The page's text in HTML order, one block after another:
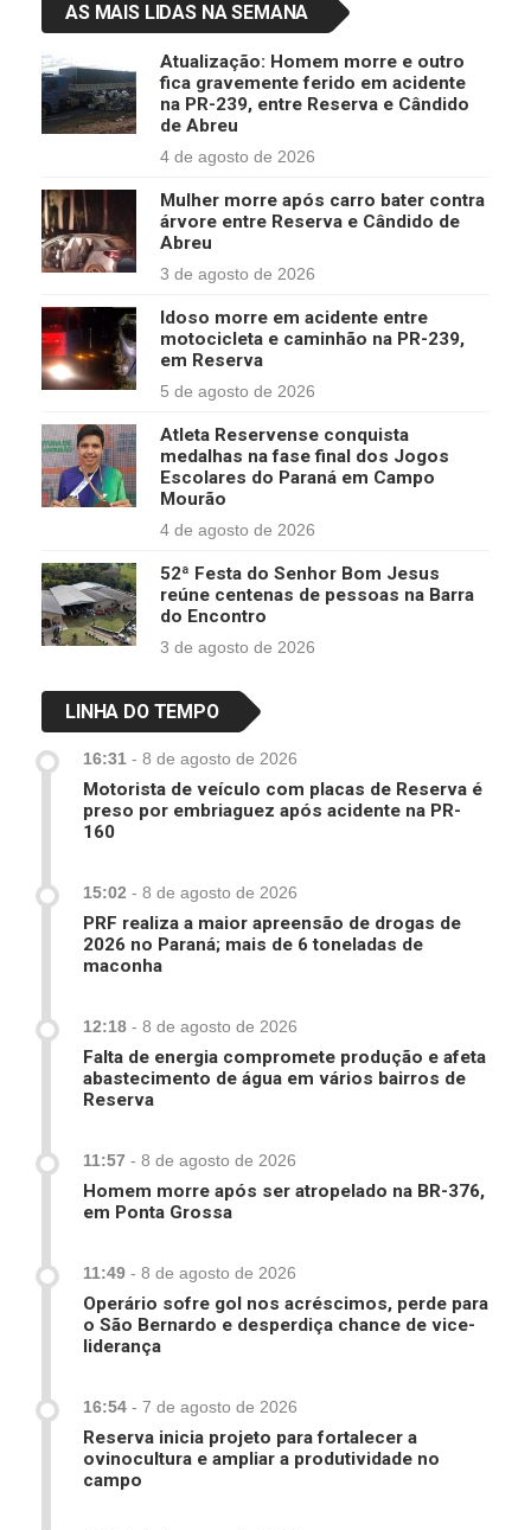
AS MAIS LIDAS NA SEMANA
Atualização: Homem morre e outro
fica gravemente ferido em acidente
na PR-239, entre Reserva e Cândido
de Abreu
4 de agosto de 2026
Mulher morre após carro bater contra
árvore entre Reserva e Cândido de
Abreu
3 de agosto de 2026
Idoso morre em acidente entre
motocicleta e caminhão na PR-239,
em Reserva
5 de agosto de 2026
Atleta Reservense conquista
medalhas na fase final dos Jogos
Escolares do Paraná em Campo
Mourão
4 de agosto de 2026
52ª Festa do Senhor Bom Jesus
reúne centenas de pessoas na Barra
do Encontro
3 de agosto de 2026
LINHA DO TEMPO
16:31 - 8 de agosto de 2026
Motorista de veículo com placas de Reserva é
preso por embriaguez após acidente na PR-
160
15:02 - 8 de agosto de 2026
PRF realiza a maior apreensão de drogas de
2026 no Paraná; mais de 6 toneladas de
maconha
12:18 - 8 de agosto de 2026
Falta de energia compromete produção e afeta
abastecimento de água em vários bairros de
Reserva
11:57 - 8 de agosto de 2026
Homem morre após ser atropelado na BR-376,
em Ponta Grossa
11:49 - 8 de agosto de 2026
Operário sofre gol nos acréscimos, perde para
o São Bernardo e desperdiça chance de vice-
liderança
16:54 - 7 de agosto de 2026
Reserva inicia projeto para fortalecer a
ovinocultura e ampliar a produtividade no
campo